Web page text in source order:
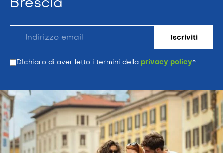
Brescia
DIchiaro di aver letto i termini della privacy policy*